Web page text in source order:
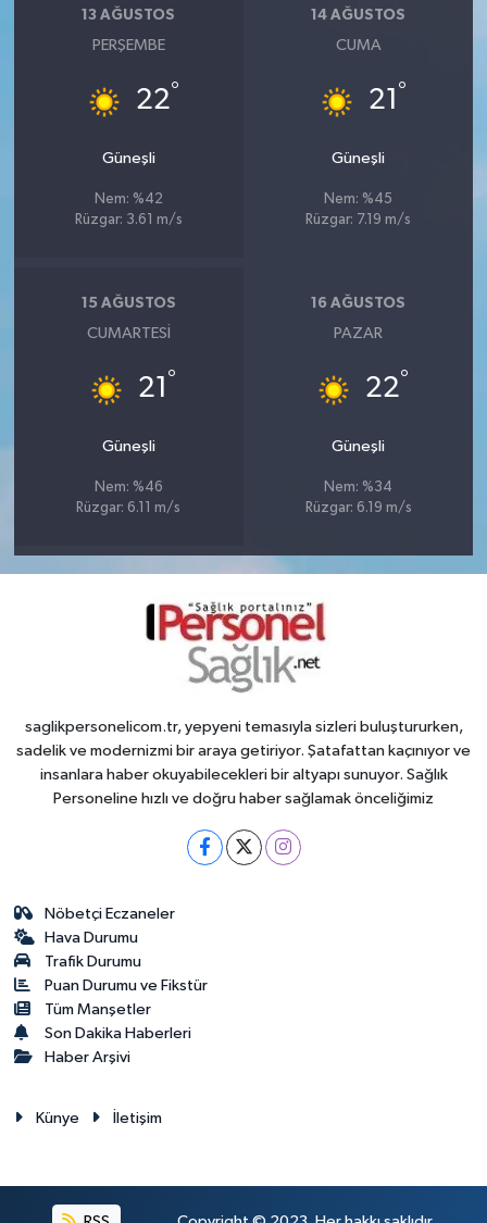
13 AĞUSTOS
PERŞEMBE
22°
Güneşli
Nem: %42
Rüzgar: 3.61 m/s
14 AĞUSTOS
CUMA
21 °
Güneşli
Nem: %45
Rüzgar: 7.19 m/s
15 AĞUSTOS
CUMARTESI
21 °
Güneşli
Nem: %46
Rüzgar: 6.11 m/s
16 AĞUSTOS
PAZAR
22°
Güneşli
Nem: %34
Rüzgar: 6.19 m/s
saglikpersonelicom.tr, yepyeni temasıyla sizleri buluştururken,
sadelik ve modernizmi bir araya getiriyor. Şatafattan kaçınıyor ve
insanlara haber okuyabilecekleri bir altyapı sunuyor. Sağlık
Personeline hızlı ve doğru haber sağlamak önceliğimiz
Nöbetçi Eczaneler
Hava Durumu
Trafik Durumu
Puan Durumu ve Fikstür
Tüm Manşetler
Son Dakika Haberleri
Haber Arşivi
Künye İletişim